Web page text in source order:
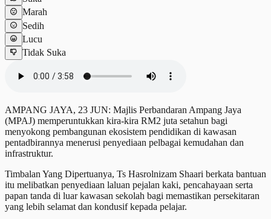
Marah
Sedih
Lucu
Tidak Suka
AMPANG JAYA, 23 JUN: Majlis Perbandaran Ampang Jaya
(MPAJ) memperuntukkan kira-kira RM2 juta setahun bagi
menyokong pembangunan ekosistem pendidikan di kawasan
pentadbirannya menerusi penyediaan pelbagai kemudahan dan
infrastruktur.
Timbalan Yang Dipertuanya, Ts Hasrolnizam Shaari berkata bantuan
itu melibatkan penyediaan laluan pejalan kaki, pencahayaan serta
papan tanda di luar kawasan sekolah bagi memastikan persekitaran
yang lebih selamat dan kondusif kepada pelajar.